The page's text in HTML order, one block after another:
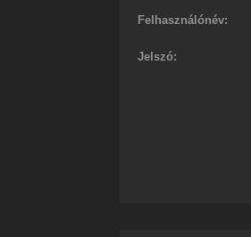
Felhasználónév:
Jelszó: